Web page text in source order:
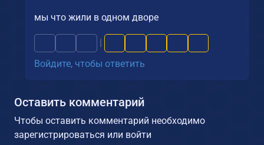
мы что жили в одном дворе
Войдите, чтобы ответить
Оставить комментарий
Чтобы оставить комментарий необходимо
зарегистрироваться или войти